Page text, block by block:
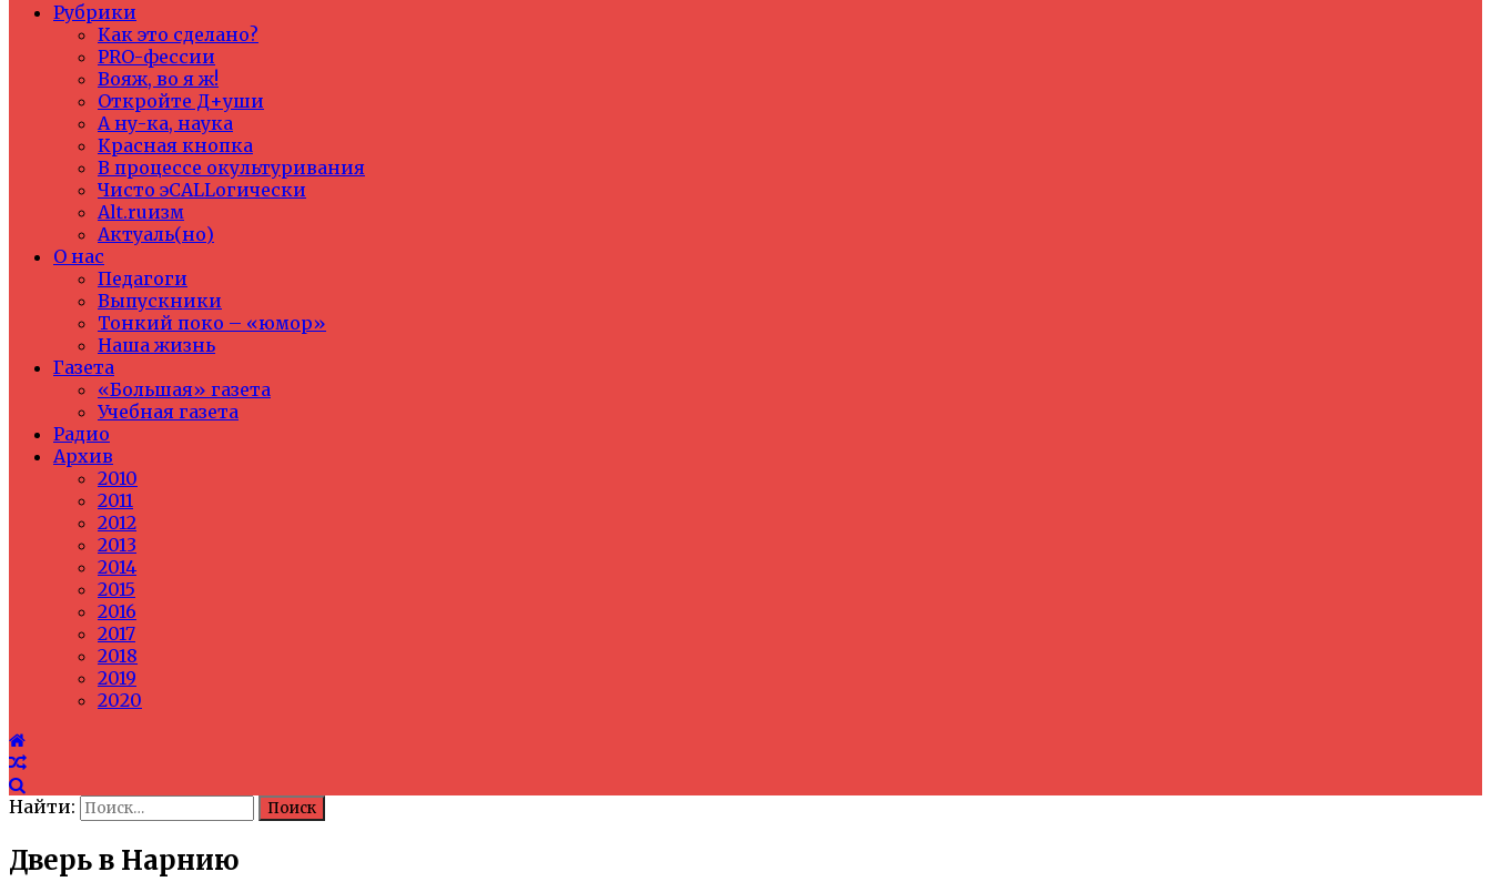
Рубрики
Как это сделано?
PRO-фессии
Вояж, во я ж!
Откройте Д+уши
А ну-ка, наука
Красная кнопка
В процессе окультуривания
Чисто эCALLогически
Alt.ruизм
Актуаль(но)
О нас
Педагоги
Выпускники
Тонкий поко – «юмор»
Наша жизнь
Газета
«Большая» газета
Учебная газета
Радио
Архив
2010
2011
2012
2013
2014
2015
2016
2017
2018
2019
2020
Найти:
Дверь в Нарнию